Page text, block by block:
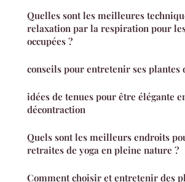
Quelles sont les meilleures
relaxation par la respiration pour
occupées ?
conseils pour entretenir ses
idées de tenues pour être élégante
décontraction
Quels sont les meilleurs endroits
retraites de yoga en pleine nature ?
Comment choisir et entretenir des